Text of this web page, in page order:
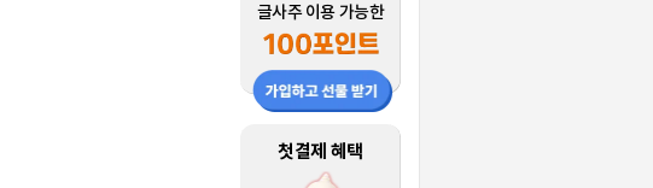
글사주 이용 가능한
첫결제 혜택